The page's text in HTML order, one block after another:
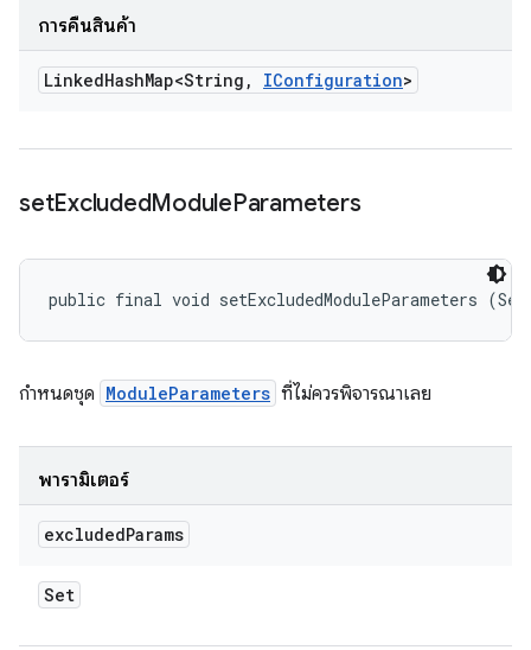
การคืนสินค้า
LinkedHashMap<String , IConfiguration>
setExcludedModuleParameters
public final void setExcludedModuleParameters
กำหนดชุด ModuleParameters ที่ไม่ควรพิจารณาเลย
พารามิเตอร์
excludedParams
Set